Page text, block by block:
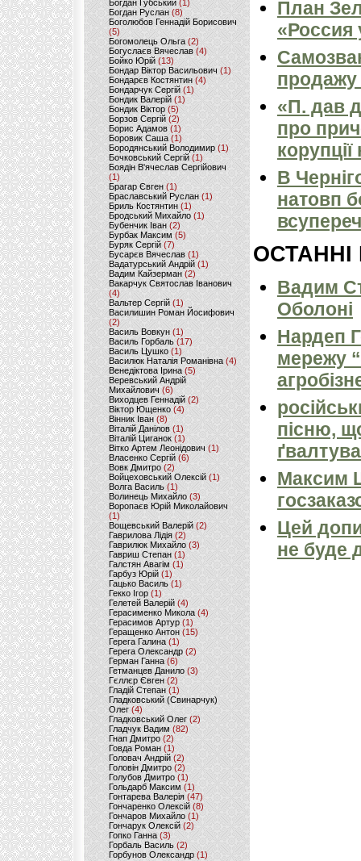
Богдан Губський (1)
Богдан Руслан(8)
Боголюбов Геннадій Борисович
(5)
Богомолець Ольга (2)
Богуслаєв Вячеслав (4)
Бойко Юрій (13)
Бондар Віктор Васильович (1)
Бондарєв Костянтин (4)
Бондарчук Сергій(1)
Бондик Валерій (1)
Бондик Віктор(5)
Борзов Сергiй (2)
Борис Адамов(1)
Боровик Саша (1)
Бородянський Володимир (1)
Бочковський Сергій (1)
Боядін В'ячеслав Сергійович
(1)
Брагар Євген (1)
Браславський Руслан (1)
Бриль Костянтин (1)
Бродський Михайло (1)
Бубенчик Іван(2)
Бурбак Максим (5)
Буряк Сергій (7)
Бусарєв Вячеслав (1)
Вадатурський Андрій (1)
Вадим Кайзерман (2)
Вакарчук Святослав Іванович
(4)
Вальтер Сергій (1)
Василишин Роман Йосифович
(2)
Василь Вовкун (1)
Василь Горбаль (17)
Василь Цушко (1)
Василюк Наталія Романівна (4)
Венедіктова Ірина(5)
Веревський Андрій
Михайлович (6)
Виходцев Геннадій (2)
Віктор Ющенко (4)
Вінник Іван (8)
Віталій Данілов (1)
Віталій Циганок (1)
Вітко Артем Леонідович(1)
Власенко Сергій (6)
Вовк Дмитро(2)
Войцеховський Олексій(1)
Волга Василь (1)
Волинець Михайло (3)
Воропаєв Юрій Миколайович
(1)
Вощевський Валерій(2)
Гаврилова Лідія (2)
Гаврилюк Михайло (3)
Гавриш Степан (1)
Галстян Авагім (1)
Гарбуз Юрій (1)
Гацько Василь (1)
Гекко Ігор(1)
Гелетей Валерій (4)
Герасименко Микола (4)
Герасимов Артур (1)
Геращенко Антон(15)
Герега Галина (1)
Герега Олександр (2)
Герман Ганна (6)
Гетманцев Данило (3)
Гєллєр Євген (2)
Гладій Степан(1)
Гладковський (Свинарчук)
Олег (4)
Гладковський Олег (2)
Гладчук Вадим (82)
Гнап Дмитро (2)
Говда Роман(1)
Головач Андрій (2)
Головін Дмитро (2)
Голубов Дмитро (1)
Гольдарб Максим(1)
Гонтарева Валерія (47)
Гончаренко Олексій(8)
Гончаров Михайло (1)
Гончарук Олексій (2)
Гопко Ганна (3)
Горбаль Василь (2)
Горбунов Олександр (1)
План
продажу
«П. дав
про
В
натовп
ОСТАННІ
Вадим
Оболоні
Нардеп
мережу
пісню,
Максим
Цей
не буде